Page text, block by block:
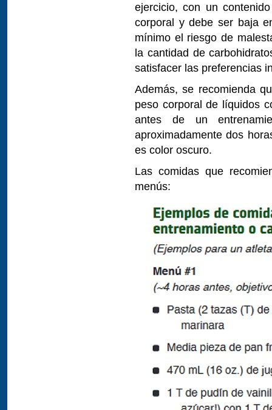
ejercicio, con un
corporal y debe ser baja
mínimo el riesgo de
la cantidad de
satisfacer las preferencias
Además, se recomienda
peso corporal de líquidos
antes de un
aproximadamente dos
es color oscuro.
Las comidas que
menús: